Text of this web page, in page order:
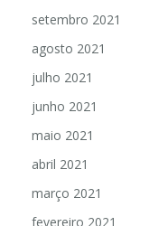
setembro 2021
agosto 2021
julho 2021
junho 2021
maio 2021
abril 2021
março 2021
fevereiro 2021